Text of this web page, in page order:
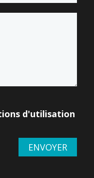
d'utilisation
ENVOYER